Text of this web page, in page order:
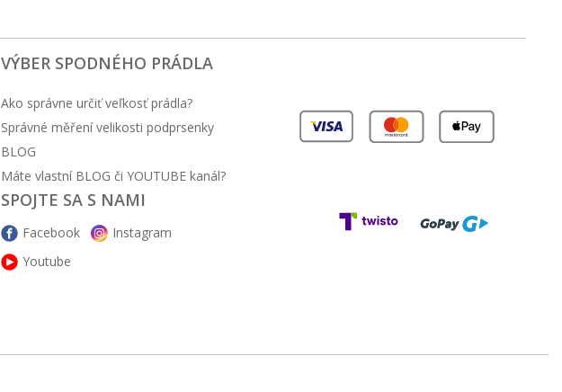
VÝBER SPODNÉHO PRÁDLA
Ako správne určiť veľkosť prádla?
Správné měření velikosti podprsenky
BLOG
Máte vlastní BLOG či YOUTUBE kanál?
SPOJTE SA S NAMI
Facebook
Instagram
Youtube